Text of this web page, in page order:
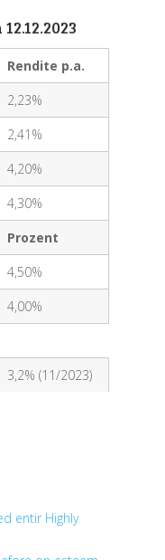
Rendite p.a.
2,23%
2,41%
4,20%
4,30%
Prozent
4,50%
4,00%
3,2% (11/2023)
entir Highly